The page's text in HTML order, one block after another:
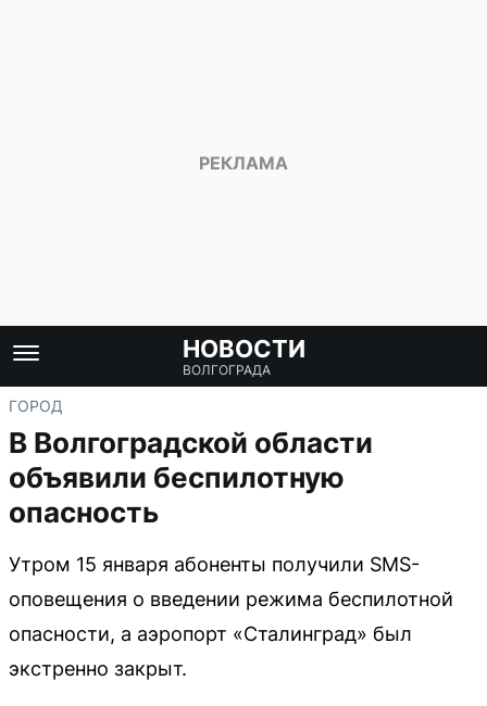
НОВОСТИ
ВОЛГОГРАДА
ГОРОД
В Волгоградской области
объявили беспилотную
опасность
Утром 15 января абоненты получили SMS-
оповещения о введении режима беспилотной
опасности, а аэропорт «Сталинград» был
экстренно закрыт.